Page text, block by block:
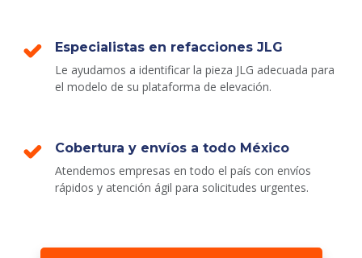
Especialistas en refacciones JLG
Le ayudamos a identificar la pieza JLG adecuada para
el modelo de su plataforma de elevación.
Cobertura y envíos a todo México
Atendemos empresas en todo el país con envíos
rápidos y atención ágil para solicitudes urgentes.